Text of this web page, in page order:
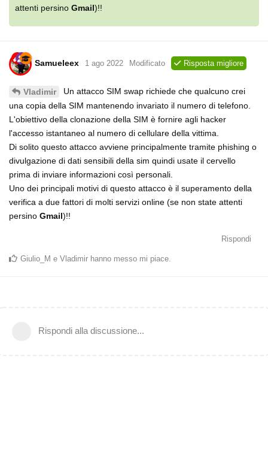
attenti persino Gmail)!!
Samueleex 1 ago 2022 Modificato Risposta migliore
Vladimir
Un attacco SIM swap richiede che qualcuno crei
una copia della SIM mantenendo invariato il numero di telefono.
L'obiettivo della clonazione della SIM è fornire agli hacker
l'accesso istantaneo al numero di cellulare della vittima.
Di solito questo attacco avviene principalmente tramite phishing o
divulgazione di dati sensibili della sim quindi usate il cervello
prima di inviare informazioni così personali.
Uno dei principali motivi di questo attacco è il superamento della
verifica a due fattori di molti servizi online (se non state attenti
persino Gmail)!!
Rispondi
Giulio_M e Vladimir hanno messo mi piace
Rispondi alla discussione...